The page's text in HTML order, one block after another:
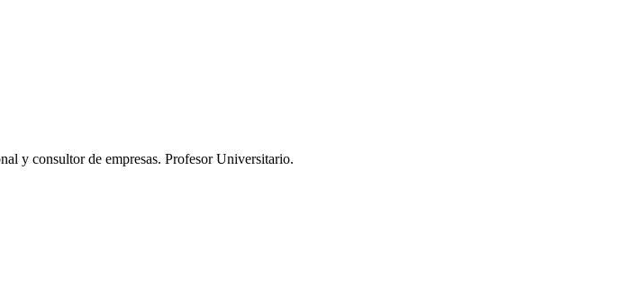
y consultor de empresas. Profesor Universitario.